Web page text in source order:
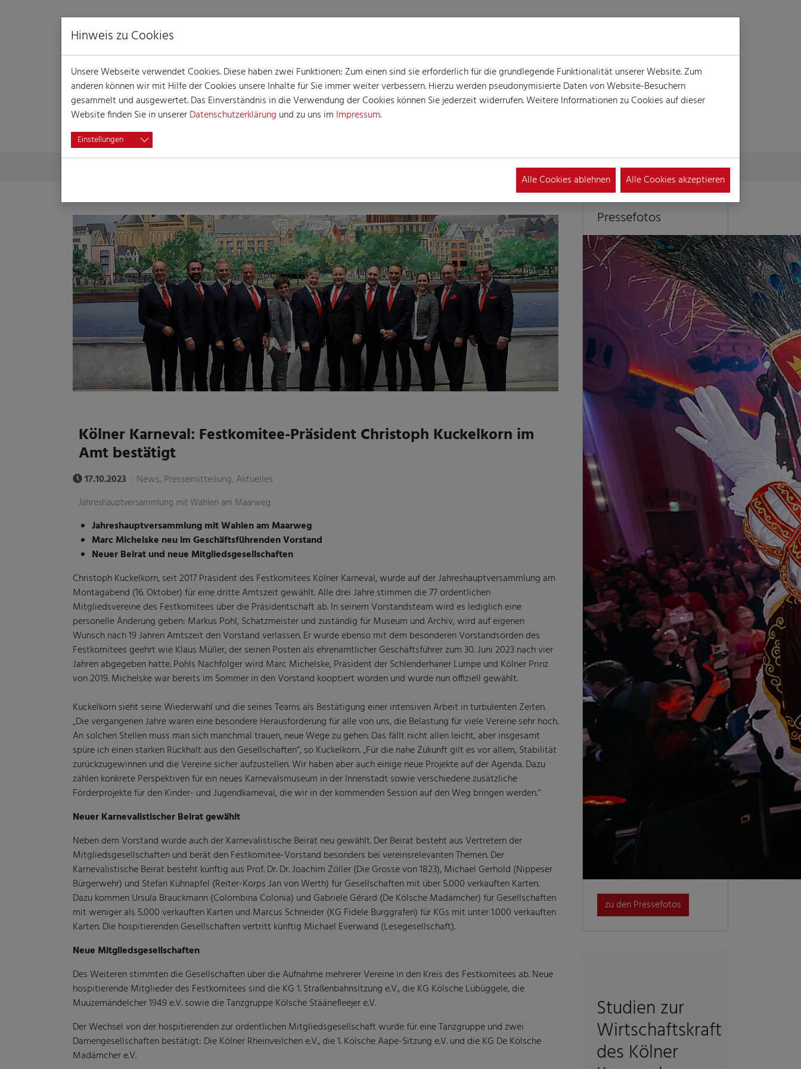
PRESSE
Skip to main contentYou are here:
Kölner Karneval: Festkomitee-Präsident Christoph Kuckelkorn im
Amt bestätigt
17.10.2023 News, Pressemitteilung, Aktuelles
Jahreshauptversammlung mit Wahlen am Maarweg
Jahreshauptversammlung mit Wahlen am Maarweg
Marc Michelske neu im Geschäftsführenden Vorstand
Neuer Beirat und neue Mitgliedsgesellschaften
Christoph Kuckelkorn, seit 2017 Präsident des Festkomitees Kölner Karneval, wurde auf der Jahreshauptversammlung am
Montagabend (16. Oktober) für eine dritte Amtszeit gewählt. Alle drei Jahre stimmen die 77 ordentlichen
Mitgliedsvereine des Festkomitees über die Präsidentschaft ab. In seinem Vorstandsteam wird es lediglich eine
personelle Änderung geben: Markus Pohl, Schatzmeister und zuständig für Museum und Archiv, wird auf eigenen
Wunsch nach 19 Jahren Amtszeit den Vorstand verlassen. Er wurde ebenso mit dem besonderen Vorstandsorden des
Festkomitees geehrt wie Klaus Müller, der seinen Posten als ehrenamtlicher Geschäftsführer zum 30. Juni 2023 nach vier
Jahren abgegeben hatte. Pohls Nachfolger wird Marc Michelske, Präsident der Schlenderhaner Lumpe und Kölner Prinz
von 2019. Michelske war bereits im Sommer in den Vorstand kooptiert worden und wurde nun offiziell gewählt.
Kuckelkorn sieht seine Wiederwahl und die seines Teams als Bestätigung einer intensiven Arbeit in turbulenten Zeiten.
„Die vergangenen Jahre waren eine besondere Herausforderung für alle von uns, die Belastung für viele Vereine sehr hoch.
An solchen Stellen muss man sich manchmal trauen, neue Wege zu gehen. Das fällt nicht allen leicht, aber insgesamt
spüre ich einen starken Rückhalt aus den Gesellschaften“, so Kuckelkorn. „Für die nahe Zukunft gilt es vor allem, Stabilität
zurückzugewinnen und die Vereine sicher aufzustellen. Wir haben aber auch einige neue Projekte auf der Agenda. Dazu
zählen konkrete Perspektiven für ein neues Karnevalsmuseum in der Innenstadt sowie verschiedene zusätzliche
Förderprojekte für den Kinder- und Jugendkarneval, die wir in der kommenden Session auf den Weg bringen werden.“
Neuer Karnevalistischer Beirat gewählt
Neben dem Vorstand wurde auch der Karnevalistische Beirat neu gewählt. Der Beirat besteht aus Vertretern der
Mitgliedsgesellschaften und berät den Festkomitee-Vorstand besonders bei vereinsrelevanten Themen. Der
Karnevalistische Beirat besteht künftig aus Prof. Dr. Dr. Joachim Zöller (Die Grosse von 1823), Michael Gerhold (Nippeser
Bürgerwehr) und Stefan Kühnapfel (Reiter-Korps Jan von Werth) für Gesellschaften mit über 5.000 verkauften Karten.
Dazu kommen Ursula Brauckmann (Colombina Colonia) und Gabriele Gérard (De Kölsche Madämcher) für Gesellschaften
mit weniger als 5.000 verkauften Karten und Marcus Schneider (KG Fidele Burggrafen) für KGs mit unter 1.000 verkauften
Karten. Die hospitierenden Gesellschaften vertritt künftig Michael Everwand (Lesegesellschaft).
Neue Mitgliedsgesellschaften
Des Weiteren stimmten die Gesellschaften über die Aufnahme mehrerer Vereine in den Kreis des Festkomitees ab. Neue
hospitierende Mitglieder des Festkomitees sind die KG 1. Straßenbahnsitzung e.V., die KG Kölsche Lübüggele, die
Muuzemändelcher 1949 e.V. sowie die Tanzgruppe Kölsche Stäänefleejer e.V.
Der Wechsel von der hospitierenden zur ordentlichen Mitgliedsgesellschaft wurde für eine Tanzgruppe und zwei
Damengesellschaften bestätigt: Die Kölner Rheinveilchen e.V., die 1. Kölsche Aape-Sitzung e.V. und die KG De Kölsche
Madämcher e.V.
Pressefotos
zu den Pressefotos
Studien zur
Wirtschaftskraft
des Kölner
Hinweis zu Cookies
Unsere Webseite verwendet Cookies. Diese haben zwei Funktionen: Zum einen sind sie erforderlich für die grundlegende Funktionalität unserer Website. Zum
anderen können wir mit Hilfe der Cookies unsere Inhalte für Sie immer weiter verbessern. Hierzu werden pseudonymisierte Daten von Website-Besuchern
gesammelt und ausgewertet. Das Einverständnis in die Verwendung der Cookies können Sie jederzeit widerrufen. Weitere Informationen zu Cookies auf dieser
Website finden Sie in unsererDatenschutzerklärung und zu uns im Impressum.
Einstellungen
Alle Cookies ablehnen Alle Cookies akzeptieren